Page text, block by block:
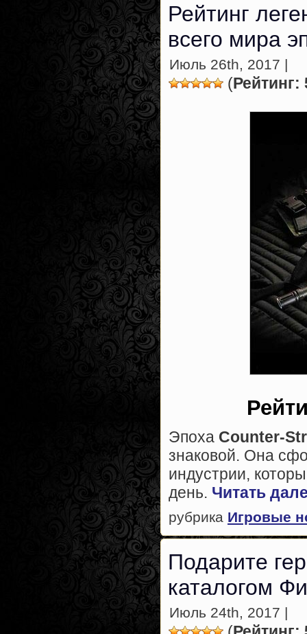
Рейтинг
всего мира
Июль 26th, 2017 |
(Рейтинг:
Эпоха Counter-
знаковой. Она
индустрии,
день. Читать
рубрика Игровые
Подарите
каталогом
Июль 24th, 2017 |